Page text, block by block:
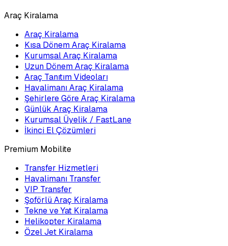
Araç Kiralama
Araç Kiralama
Kısa Dönem Araç Kiralama
Kurumsal Araç Kiralama
Uzun Dönem Araç Kiralama
Araç Tanıtım Videoları
Havalimanı Araç Kiralama
Şehirlere Göre Araç Kiralama
Günlük Araç Kiralama
Kurumsal Üyelik / FastLane
İkinci El Çözümleri
Premium Mobilite
Transfer Hizmetleri
Havalimanı Transfer
VIP Transfer
Şoförlü Araç Kiralama
Tekne ve Yat Kiralama
Helikopter Kiralama
Özel Jet Kiralama